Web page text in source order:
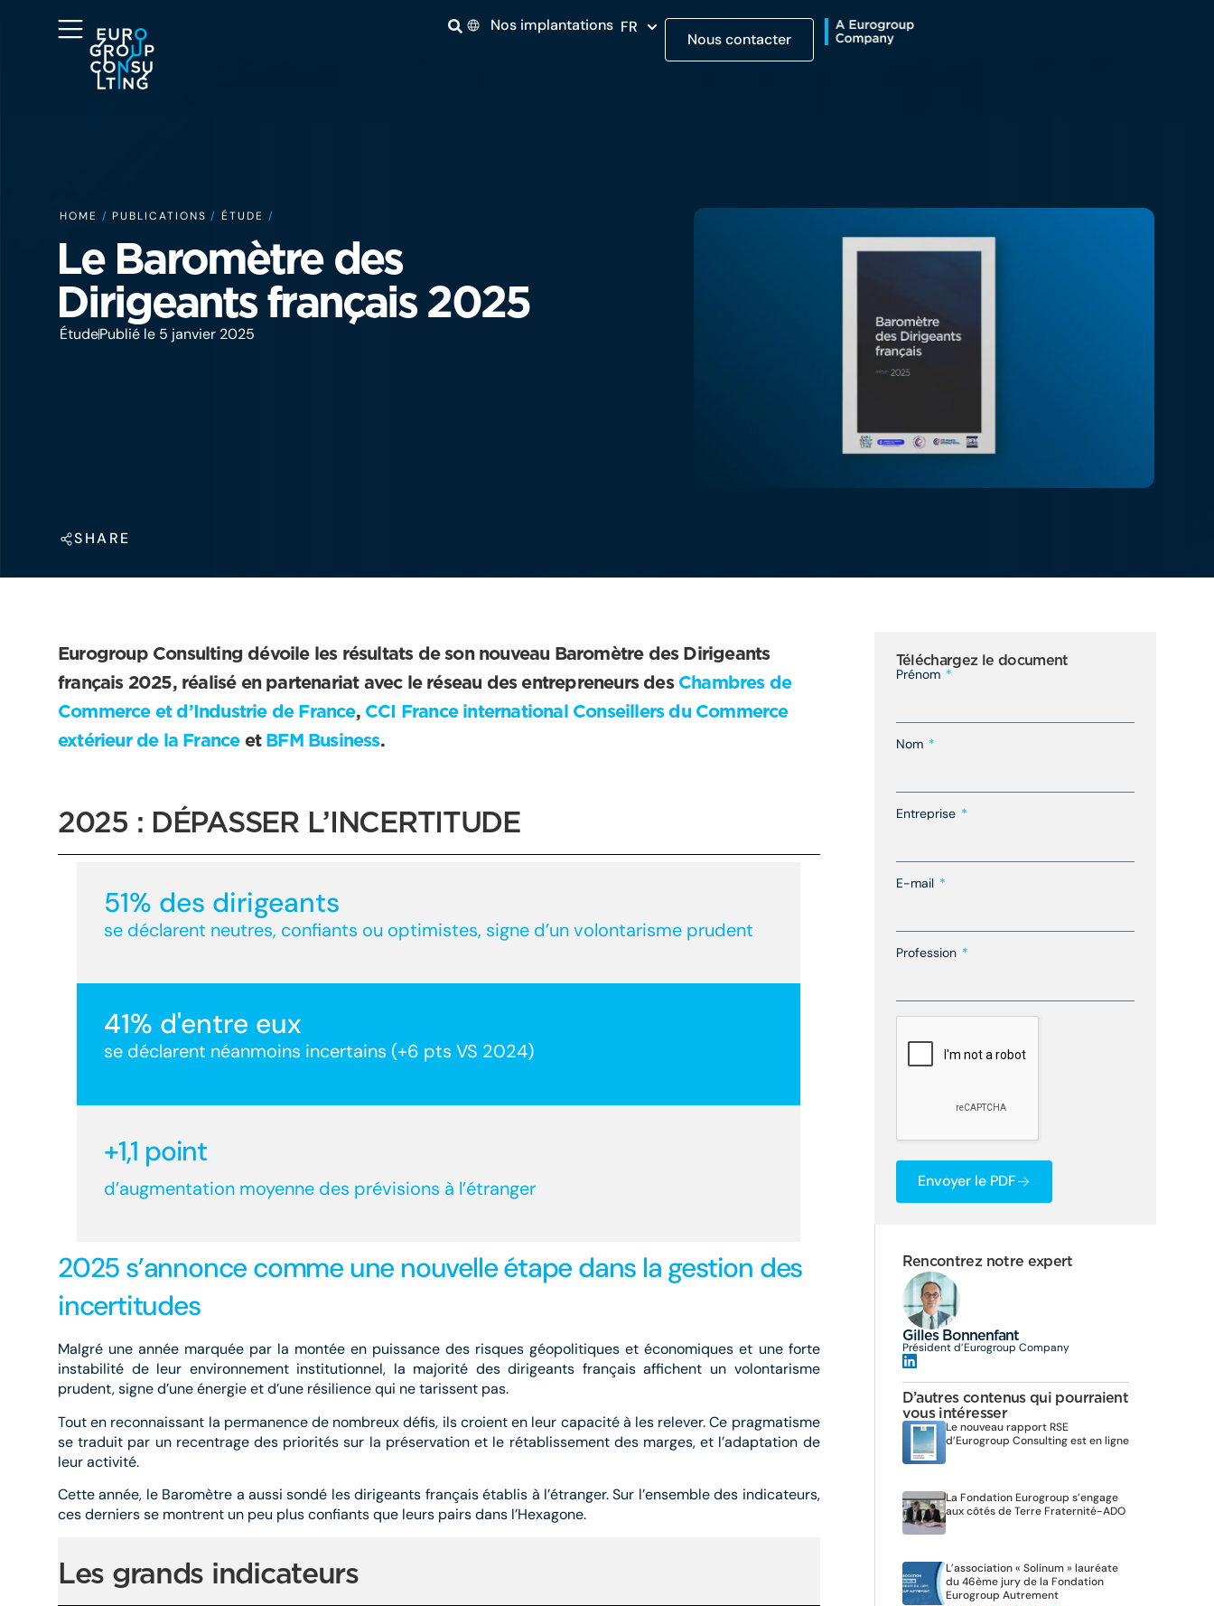
Nos implantations FR
Nous contacter
HOME / PUBLICATIONS / ÉTUDE /
Le Baromètre des
Dirigeants français 2025
ÉtudePublié le 5 janvier 2025
SHARE
Eurogroup Consulting dévoile les résultats de son nouveau Baromètre des Dirigeants
français 2025, réalisé en partenariat avec le réseau des entrepreneurs des Chambres de
Commerce et d’Industrie de France, CCI France international Conseillers du Commerce
extérieur de la Franceet BFM Business.
2025 : DÉPASSER L’INCERTITUDE
51% des dirigeants
se déclarent neutres, confiants ou optimistes, signe d’un volontarisme prudent
41% d'entre eux
se déclarent néanmoins incertains (+6 pts VS 2024)
+1,1 point
d’augmentation moyenne des prévisions à l’étranger
2025 s’annonce comme une nouvelle étape dans la gestion des
incertitudes
Malgré une année marquée par la montée en puissance des risques géopolitiques et économiques et une forte
instabilité de leur environnement institutionnel, la majorité des dirigeants français affichent un volontarisme
prudent, signe d’une énergie et d’une résilience qui ne tarissent pas.
Tout en reconnaissant la permanence de nombreux défis, ils croient en leur capacité à les relever. Ce pragmatisme
se traduit par un recentrage des priorités sur la préservation et le rétablissement des marges, et l’adaptation de
leur activité.
Cette année, le Baromètre a aussi sondé les dirigeants français établis à l’étranger. Sur l’ensemble des indicateurs,
ces derniers se montrent un peu plus confiants que leurs pairs dans l’Hexagone.
Les grands indicateurs
Téléchargez le document
Prénom
Nom
Entreprise
E-mail
Profession
Envoyer le PDF
Rencontrez notre expert
Gilles Bonnenfant
Président d’Eurogroup Company
D’autres contenus qui pourraient
vous intéresser
Le nouveau rapport RSE
d’Eurogroup Consulting est en ligne
La Fondation Eurogroup s’engage
aux côtés de Terre Fraternité-ADO
L’association « Solinum » lauréate
du 46ème jury de la Fondation
Eurogroup Autrement